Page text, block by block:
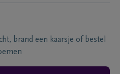
brand een kaarsje of bestel